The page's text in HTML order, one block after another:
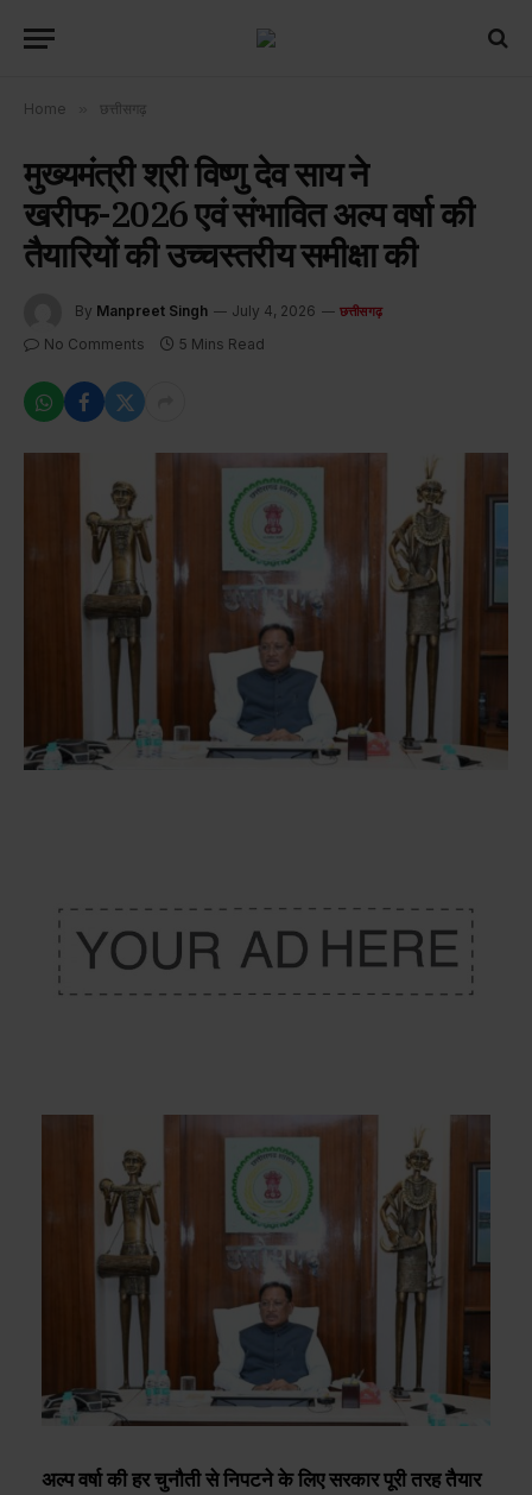
Home छत्तीसगढ़
मुख्यमंत्री श्री विष्णु देव साय ने
खरीफ-2026 एवं संभावित अल्प वर्षा की
तैयारियों की उच्चस्तरीय समीक्षा की
By Manpreet Singh July 4, 2026 छत्तीसगढ़
No Comments 5 Mins Read
अल्प वर्षा की हर चुनौती से निपटने के लिए सरकार पूरी तरह तैयार